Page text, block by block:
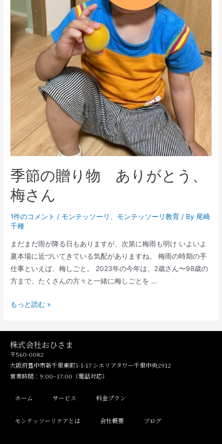
季節の贈り物 ありがとう、
梅さん
1件のコメント / モンテッソーリ モンテッソーリ教育 / By 尾崎
千種
まだまだ雨が降る日もありますが、次第に梅雨も明け いよいよ
夏本場に近づいてきている気配がありますね。 梅雨の時期の手
仕事といえば、梅しごと。 2023年の今年は、2歳さん〜98歳の
方まで、たくさんの方々と一緒に梅しごとを …
もっと読む »
株式会社おひさま
〒560-0082
大阪府豊中市新千里東町1-1-17 シエリアタワー千里中央2912
営業時間：9:00~17:00（電話対応）
ホーム サービス 料金プラン
モンテッソーリケアとは 会社概要 ブログ